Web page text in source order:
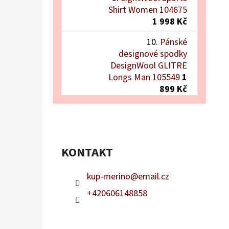
Shirt Women 104675
1 998 Kč
Pánské
designové spodky
DesignWool GLITRE
Longs Man 105549 1
899 Kč
KONTAKT
kup-merino@email.cz
+420606148858